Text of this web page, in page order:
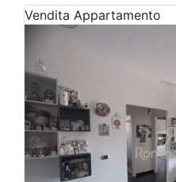
Vendita Appartamento